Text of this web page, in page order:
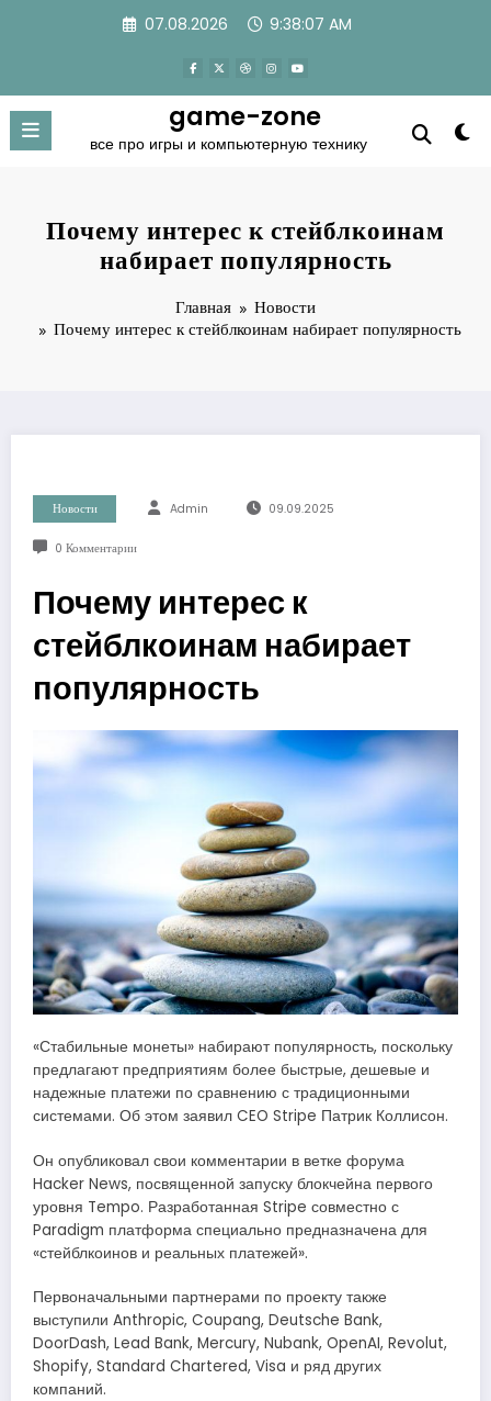
07.08.2026 9:38:07 AM
game-zone
все про игры и компьютерную технику
Почему интерес к стейблкоинам
набирает популярность
Главная
Новости
Почему интерес к стейблкоинам набирает популярность
Новости Admin 09.09.2025
0 Комментарии
Почему интерес к
стейблкоинам набирает
популярность
«Стабильные монеты» набирают популярность, поскольку
предлагают предприятиям более быстрые, дешевые и
надежные платежи по сравнению с традиционными
системами. Об этом заявил CEO Stripe Патрик Коллисон.
Он опубликовал свои комментарии в ветке форума
Hacker News, посвященной запуску блокчейна первого
уровня Tempo. Разработанная Stripe совместно с
Paradigm платформа специально предназначена для
«стейблкоинов и реальных платежей».
Первоначальными партнерами по проекту также
выступили Anthropic, Coupang, Deutsche Bank,
DoorDash, Lead Bank, Mercury, Nubank, OpenAI, Revolut,
Shopify, Standard Chartered, Visa и ряд других
компаний.